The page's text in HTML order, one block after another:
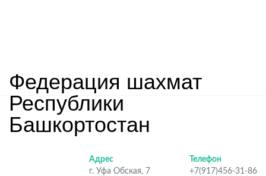
Федерация шахмат
Республики
Башкортостан
Адрес
г. Уфа Обская, 7
Телефон
+7(917)456-31-86